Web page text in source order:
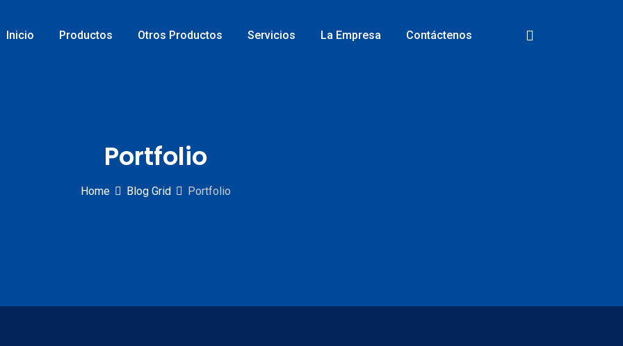
Inicio Productos Otros Productos Servicios La Empresa Contáctenos
Portfolio
Home Blog Grid Portfolio